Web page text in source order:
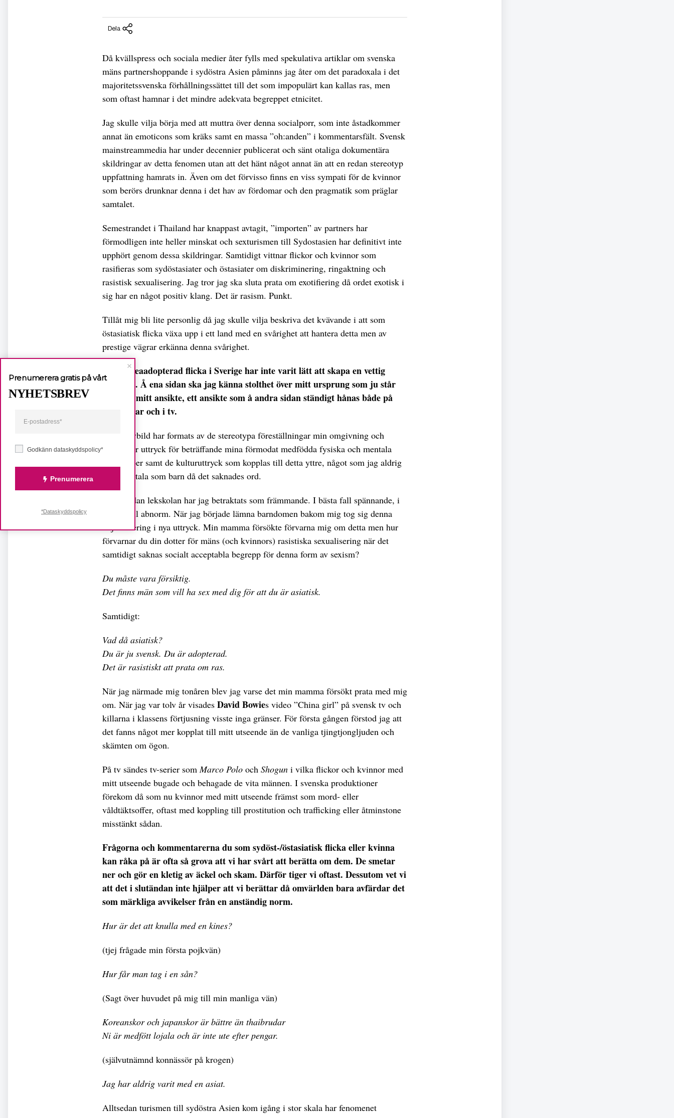
Dela
Då kvällspress och sociala medier åter fylls med spekulativa artiklar om svenska
mäns partnershoppande i sydöstra Asien påminns jag åter om det paradoxala i det
majoritetssvenska förhållningssättet till det som impopulärt kan kallas ras, men
som oftast hamnar i det mindre adekvata begreppet etnicitet.
Jag skulle vilja börja med att muttra över denna socialporr, som inte åstadkommer
annat än emoticons som kräks samt en massa ”oh:anden” i kommentarsfält. Svensk
mainstreammedia har under decennier publicerat och sänt otaliga dokumentära
skildringar av detta fenomen utan att det hänt något annat än att en redan stereotyp
uppfattning hamrats in. Även om det förvisso finns en viss sympati för de kvinnor
som berörs drunknar denna i det hav av fördomar och den pragmatik som präglar
samtalet.
Semestrandet i Thailand har knappast avtagit, ”importen” av partners har
förmodligen inte heller minskat och sexturismen till Sydostasien har definitivt inte
upphört genom dessa skildringar. Samtidigt vittnar flickor och kvinnor som
rasifieras som sydöstasiater och östasiater om diskriminering, ringaktning och
rasistisk sexualisering. Jag tror jag ska sluta prata om exotifiering då ordet exotisk i
sig har en något positiv klang. Det är rasism. Punkt.
Tillåt mig bli lite personlig då jag skulle vilja beskriva det kvävande i att som
östasiatisk flicka växa upp i ett land med en svårighet att hantera detta men av
prestige vägrar erkänna denna svårighet.
Som koreaadopterad flicka i Sverige har inte varit lätt att skapa en vettig
självbild. Å ena sidan ska jag känna stolthet över mitt ursprung som ju står
skrivet i mitt ansikte, ett ansikte som å andra sidan ständigt hånas både på
skolgårdar och i tv.
Min självbild har formats av de stereotypa föreställningar min omgivning och
media ger uttryck för beträffande mina förmodat medfödda fysiska och mentala
egenskaper samt de kulturuttryck som kopplas till detta yttre, något som jag aldrig
kunde påtala som barn då det saknades ord.
Ända sedan lekskolan har jag betraktats som främmande. I bästa fall spännande, i
värsta fall abnorm. När jag började lämna barndomen bakom mig tog sig denna
objektifiering i nya uttryck. Min mamma försökte förvarna mig om detta men hur
förvarnar du din dotter för mäns (och kvinnors) rasistiska sexualisering när det
samtidigt saknas socialt acceptabla begrepp för denna form av sexism?
Du måste vara försiktig.
Det finns män som vill ha sex med dig för att du är asiatisk.
Samtidigt:
Vad då asiatisk?
Du är ju svensk. Du är adopterad.
Det är rasistiskt att prata om ras.
När jag närmade mig tonåren blev jag varse det min mamma försökt prata med mig
om. När jag var tolv år visades David Bowies video ”China girl” på svensk tv och
killarna i klassens förtjusning visste inga gränser. För första gången förstod jag att
det fanns något mer kopplat till mitt utseende än de vanliga tjingtjongljuden och
skämten om ögon.
På tv sändes tv-serier somMarco Polo och Shogun i vilka flickor och kvinnor med
mitt utseende bugade och behagade de vita männen. I svenska produktioner
förekom då som nu kvinnor med mitt utseende främst som mord- eller
våldtäktsoffer, oftast med koppling till prostitution och trafficking eller åtminstone
misstänkt sådan.
Frågorna och kommentarerna du som sydöst-/östasiatisk flicka eller kvinna
kan råka på är ofta så grova att vi har svårt att berätta om dem. De smetar
ner och gör en kletig av äckel och skam. Därför tiger vi oftast. Dessutom vet vi
att det i slutändan inte hjälper att vi berättar då omvärlden bara avfärdar det
som märkliga avvikelser från en anständig norm.
Hur är det att knulla med en kines?
(tjej frågade min första pojkvän)
Hur får man tag i en sån?
(Sagt över huvudet på mig till min manliga vän)
Koreanskor och japanskor är bättre än thaibrudar
Ni är medfött lojala och är inte ute efter pengar.
(självutnämnd konnässör på krogen)
Jag har aldrig varit med en asiat.
Alltsedan turismen till sydöstra Asien kom igång i stor skala har fenomenet
Godkänn dataskyddspolicy*
Prenumerera
Prenumerera gratis på vårt
NYHETSBREV
*Dataskyddspolicy